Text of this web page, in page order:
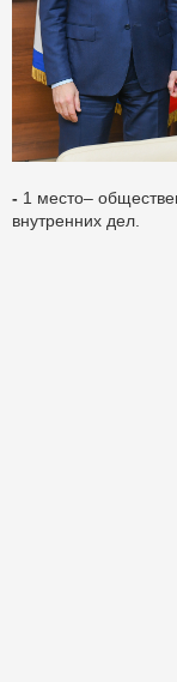
- 1 место–
внутренних дел.